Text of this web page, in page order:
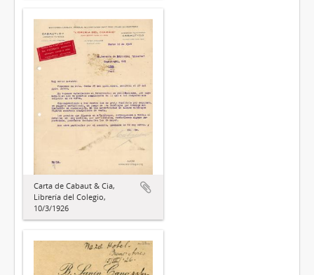
Carta de Cabaut & Cia,
Librería del Colegio,
10/3/1926